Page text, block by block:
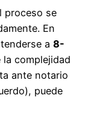
proceso se
En
a 8-
complejidad
ante notario
puede